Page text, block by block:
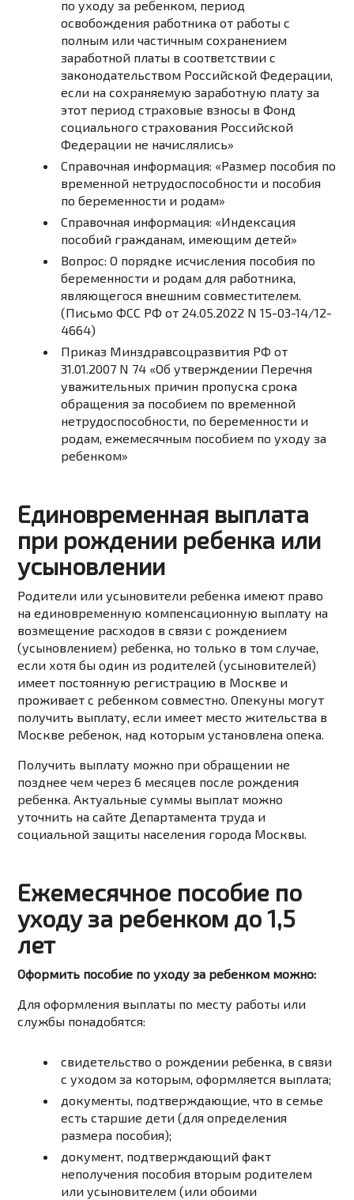
по уходу за ребенком, период
освобождения работника от работы с
полным или частичным сохранением
заработной платы в соответствии с
законодательством Российской Федерации,
если на сохраняемую заработную плату за
этот период страховые взносы в Фонд
социального страхования Российской
Федерации не начислялись»
Справочная информация: «Размер пособия по
временной нетрудоспособности и пособия
по беременности и родам»
Справочная информация: «Индексация
пособий гражданам, имеющим детей»
Вопрос: О порядке исчисления пособия по
беременности и родам для работника,
являющегося внешним совместителем.
(Письмо ФСС РФ от 24.05.2022 N 15-03-14/12-
4664)
Приказ Минздравсоцразвития РФ от
31.01.2007 N 74 «Об утверждении Перечня
уважительных причин пропуска срока
обращения за пособием по временной
нетрудоспособности, по беременности и
родам, ежемесячным пособием по уходу за
ребенком»
Единовременная выплата
при рождении ребенка или
усыновлении
Родители или усыновители ребенка имеют право
на единовременную компенсационную выплату на
возмещение расходов в связи с рождением
(усыновлением) ребенка, но только в том случае,
если хотя бы один из родителей (усыновителей)
имеет постоянную регистрацию в Москве и
проживает с ребенком совместно. Опекуны могут
получить выплату, если имеет место жительства в
Москве ребенок, над которым установлена опека.
Получить выплату можно при обращении не
позднее чем через 6 месяцев после рождения
ребенка. Актуальные суммы выплат можно
уточнить на сайте Департамента труда и
социальной защиты населения города Москвы.
Ежемесячное пособие по
уходу за ребенком до 1,5
лет
Оформить пособие по уходу за ребенком можно:
Для оформления выплаты по месту работы или
службы понадобятся:
свидетельствоо рождении ребенка, всвязи
суходомза которым,оформляется выплата;
документы, подтверждающие,что всемье
естьстаршие дети(дляопределения
размера пособия);
документ, подтверждающийфакт
неполучения пособия вторым родителем
илиусыновителем(илиобоими